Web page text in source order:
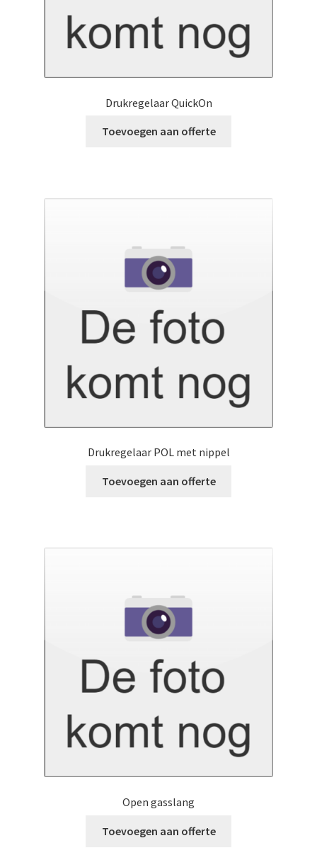
Drukregelaar QuickOn
Toevoegen aan offerte
Drukregelaar POL met nippel
Toevoegen aan offerte
Open gasslang
Toevoegen aan offerte